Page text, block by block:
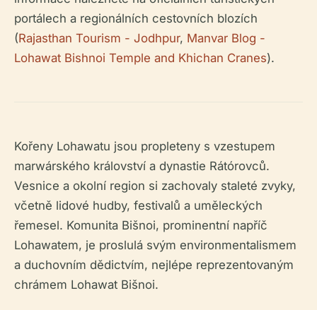
portálech a regionálních cestovních blozích
(Rajasthan Tourism - Jodhpur, Manvar Blog -
Lohawat Bishnoi Temple and Khichan Cranes).
Kořeny Lohawatu jsou propleteny s vzestupem
marwárského království a dynastie Rátórovců.
Vesnice a okolní region si zachovaly staleté zvyky,
včetně lidové hudby, festivalů a uměleckých
řemesel. Komunita Bišnoi, prominentní napříč
Lohawatem, je proslulá svým environmentalismem
a duchovním dědictvím, nejlépe reprezentovaným
chrámem Lohawat Bišnoi.